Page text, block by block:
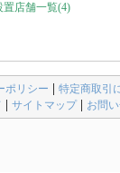
置店舗一覧(4)
ポリシー 特定商取引
サイトマップ お問